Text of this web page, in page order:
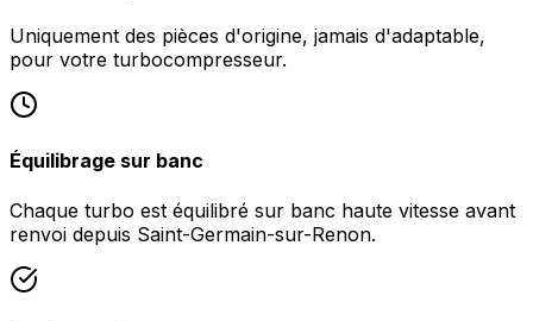
Uniquement des pièces d'origine, jamais d'adaptable,
pour votre turbocompresseur.
Équilibrage sur banc
Chaque turbo est équilibré sur banc haute vitesse avant
renvoi depuis Saint-Germain-sur-Renon.